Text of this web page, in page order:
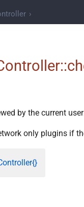
›
by the current
only plugins if